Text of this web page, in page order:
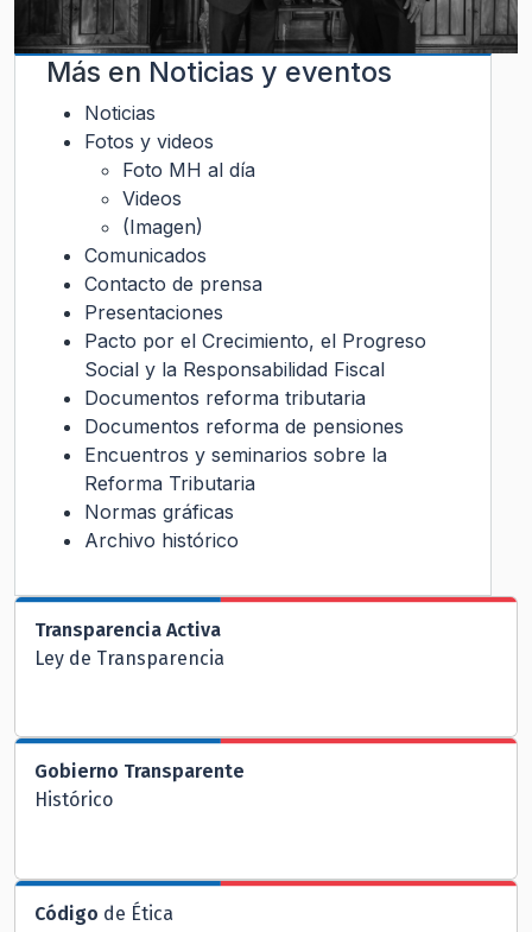
Más en Noticias y eventos
Noticias
Fotos y videos
Foto MH al día
Videos
(Imagen)
Comunicados
Contacto de prensa
Presentaciones
Pacto por el Crecimiento, el Progreso
Social y la Responsabilidad Fiscal
Documentos reforma tributaria
Documentos reforma de pensiones
Encuentros y seminarios sobre la
Reforma Tributaria
Normas gráficas
Archivo histórico
Transparencia Activa
Ley de Transparencia
Gobierno Transparente
Histórico
Código de Ética